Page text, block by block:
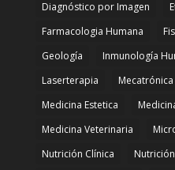
Diagnóstico por Imagen
Farmacologia Humana
Geología
Inmunología
Laserterapia
Mecatrónica
Medicina Estetica
Medicina Veterinaria
Nutrición Clínica